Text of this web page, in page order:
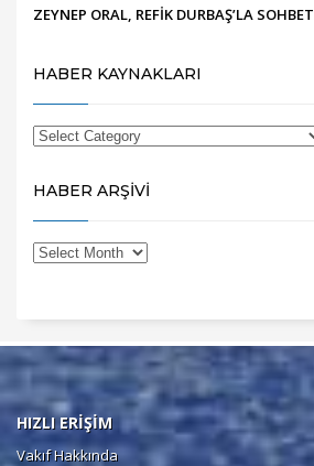
ZEYNEP ORAL, REFİK DURBAŞ’LA SOHBET
HABER KAYNAKLARI
HABER ARŞİVİ
HIZLI ERİŞİM
Vakıf Hakkında